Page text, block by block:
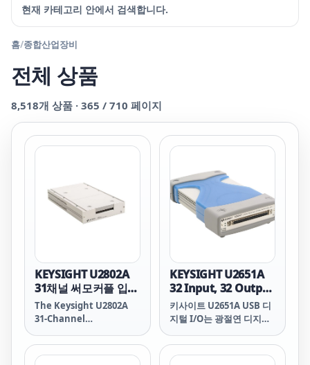
현재 카테고리 안에서 검색합니다.
홈/종합산업장비
전체 상품
8,518개 상품 · 365 / 710 페이지
KEYSIGHT U2802A
31채널 써모커플 입력
신호변환기
The Keysight U2802A
31-Channel
module is a
thermocouple input
KEYSIGHT U2651A
32 Input, 32 Output
USB 모듈러 디지털
I/O
키사이트 U2651A USB 디
지털 I/O는 광절연 디지털
효과적인 디바이스입니다.